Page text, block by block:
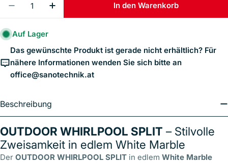
Menge Für Sanotechnik - SPLIT OUTDOOR
Menge Für Sanotechnik - SPLIT
In den Warenkorb
Auf Lager
Das gewünschte Produkt ist gerade nicht erhältlich? Für
nähere Informationen wenden Sie sich bitte an
office@sanotechnik.at
Beschreibung
OUTDOOR WHIRLPOOL SPLIT – Stilvolle
Zweisamkeit in edlem White Marble
Der OUTDOOR WHIRLPOOL SPLIT in edlem White Marble